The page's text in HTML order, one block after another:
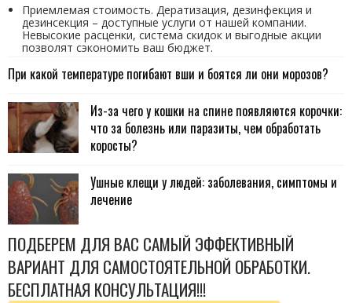
Приемлемая стоимость. Дератизация, дезинфекция и
дезинсекция – доступные услуги от нашей компании.
Невысокие расценки, система скидок и выгодные акции
позволят сэкономить ваш бюджет.
При какой температуре погибают вши и боятся ли они морозов?
Из-за чего у кошки на спине появляются корочки:
что за болезнь или паразиты, чем обработать
коросты?
Ушные клещи у людей: заболевания, симптомы и
лечение
ПОДБЕРЕМ ДЛЯ ВАС САМЫЙ ЭФФЕКТИВНЫЙ
ВАРИАНТ ДЛЯ САМОСТОЯТЕЛЬНОЙ ОБРАБОТКИ.
БЕСПЛАТНАЯ КОНСУЛЬТАЦИЯ!!!